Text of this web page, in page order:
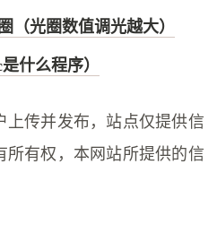
（光圈数值调光越大）
什么程序）
上传并发布，站点仅提供信
所有权，本网站所提供的信